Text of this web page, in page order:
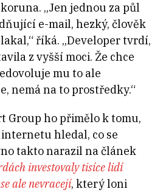
„Jen jednou za půl
e-mail, hezký, člověk
říká. „Developer tvrdí,
z vyšší moci. Že chce
mu to ale
nemá na to prostředky.“
Group ho přimělo k tomu,
internetu hledal, co se
takto narazil na článek
investovaly tisíce lidí
ale nevracejí, který loni